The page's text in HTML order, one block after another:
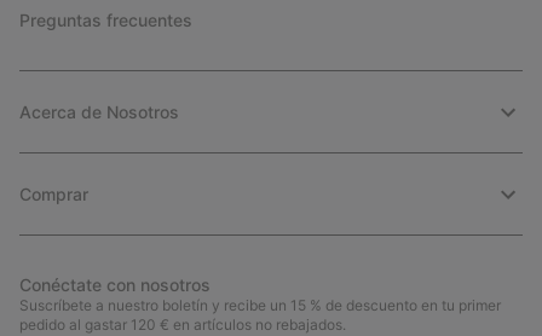
Preguntas frecuentes
Acerca de Nosotros
Comprar
Conéctate con nosotros
Suscríbete a nuestro boletín y recibe un 15 % de descuento en tu primer
pedido al gastar 120 € en artículos no rebajados.